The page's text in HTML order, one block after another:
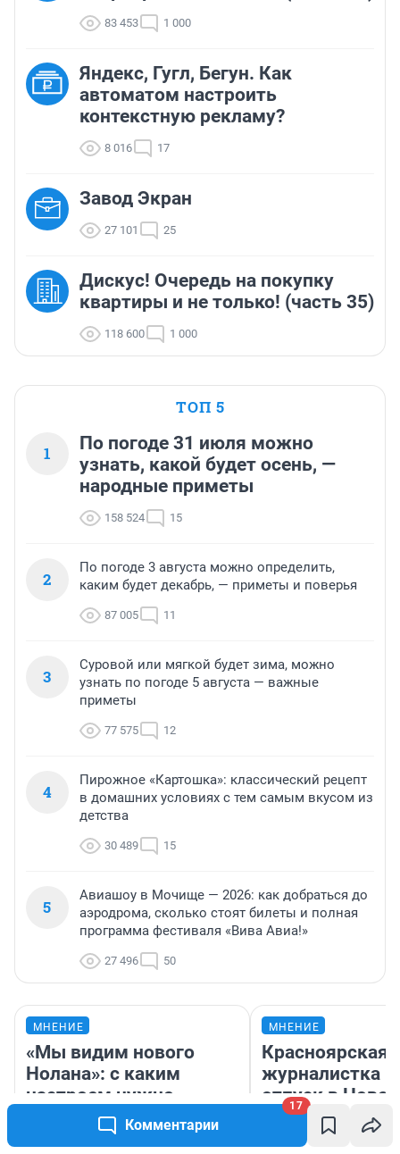
Комментарии
17
83 453 1 000
Яндекс, Гугл, Бегун. Как
автоматом настроить
контекстную рекламу?
8 016 17
Завод Экран
27 101 25
Дискус! Очередь на покупку
квартиры и не только! (часть 35)
118 600 1 000
ТОП 5
1
По погоде 31 июля можно
узнать, какой будет осень, —
народные приметы
158 524 15
2
По погоде 3 августа можно определить,
каким будет декабрь, — приметы и поверья
87 005 11
3
Суровой или мягкой будет зима, можно
узнать по погоде 5 августа — важные
приметы
77 575 12
4
Пирожное «Картошка»: классический рецепт
в домашних условиях с тем самым вкусом из
детства
30 489 15
5
Авиашоу в Мочище — 2026: как добраться до
аэродрома, сколько стоят билеты и полная
программа фестиваля «Вива Авиа!»
27 496 50
МНЕНИЕ
«Мы видим нового
Нолана»: с каким
настроем нужно
смотреть «Одиссею»,
чтобы она не
МНЕНИЕ
Красноярская
журналистка
отпуск в
и объяснила,
споре о